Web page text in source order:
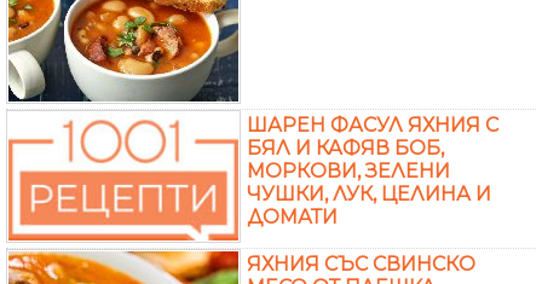
ШАРЕН ФАСУЛ ЯХНИЯ С
БЯЛ И КАФЯВ БОБ,
МОРКОВИ, ЗЕЛЕНИ
ЧУШКИ, ЛУК, ЦЕЛИНА И
ДОМАТИ
ЯХНИЯ СЪС СВИНСКО